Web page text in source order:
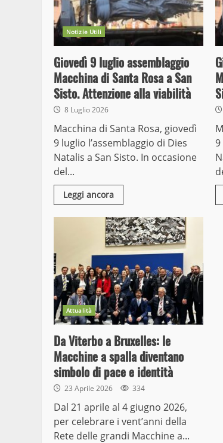
Notizie Utili
Giovedì 9 luglio assemblaggio
Macchina di Santa Rosa a San
Sisto. Attenzione alla viabilità
8 Luglio 2026
Macchina di Santa Rosa, giovedì
9 luglio l’assemblaggio di Dies
Natalis a San Sisto. In occasione
del...
Leggi ancora
9
Attualità
Da Viterbo a Bruxelles: le
Macchine a spalla diventano
simbolo di pace e identità
23 Aprile 2026 334
Dal 21 aprile al 4 giugno 2026,
per celebrare i vent’anni della
Rete delle grandi Macchine a...